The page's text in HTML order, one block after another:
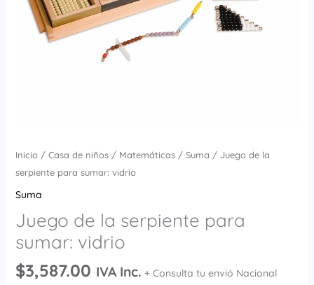
Inicio/ Casa de niños/ Matemáticas/ Suma / Juego de la
serpiente para sumar: vidrio
Suma
Juego de la serpiente para
sumar: vidrio
$3,587.00 IVA Inc. + Consulta tu envió Nacional